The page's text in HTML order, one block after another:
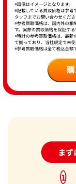
※画像はイメージとなります。
※記載している買取価格は参考
タッフまでお問い合わせくださ
※参考買取価格は、国内外の相
す。実際の買取価格を保証す
※時計の参考買取価格は、最新
て揃っており、当社規定で未
※参考買取価格は全て税込金額で
ま
24時間
1